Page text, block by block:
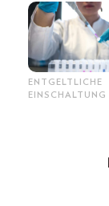
ENTGELTLICHE
EINSCHALTUNG